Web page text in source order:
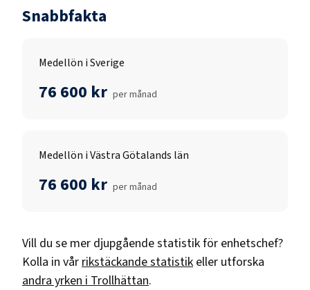
Snabbfakta
Medellön i Sverige
76 600 kr per månad
Medellön i Västra Götalands län
76 600 kr per månad
Vill du se mer djupgående statistik för enhetschef?
Kolla in vår rikstäckande statistik eller utforska
andra yrken i Trollhättan.